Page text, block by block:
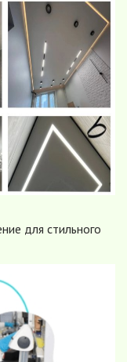
их дают мне.
для стильного